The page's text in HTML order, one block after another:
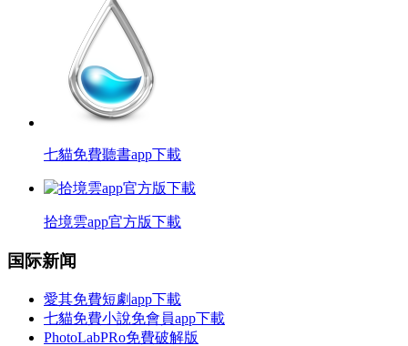
七貓免費聽書app下載
拾境雲app官方版下載
国际新闻
愛其免費短劇app下載
七貓免費小說免會員app下載
PhotoLabPRo免費破解版